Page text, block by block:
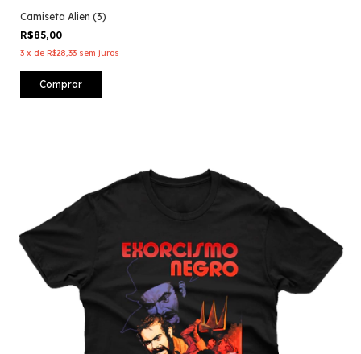
Camiseta Alien (3)
R$85,00
3 x de R$28,33 sem juros
Comprar